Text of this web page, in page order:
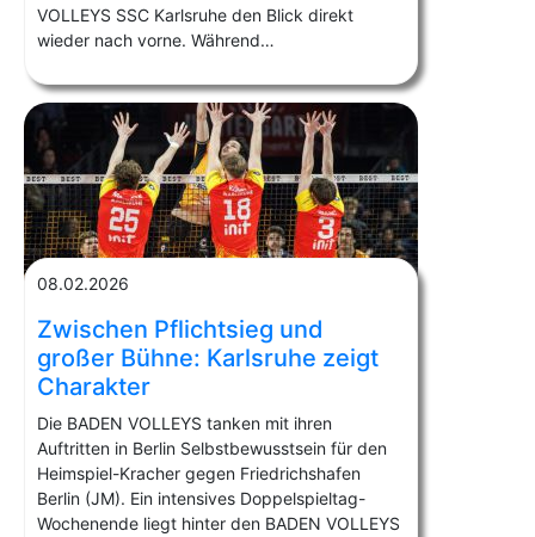
VOLLEYS SSC Karlsruhe den Blick direkt
wieder nach vorne. Während…
08.02.2026
Zwischen Pflichtsieg und
großer Bühne: Karlsruhe zeigt
Charakter
Die BADEN VOLLEYS tanken mit ihren
Auftritten in Berlin Selbstbewusstsein für den
Heimspiel-Kracher gegen Friedrichshafen
Berlin (JM). Ein intensives Doppelspieltag-
Wochenende liegt hinter den BADEN VOLLEYS